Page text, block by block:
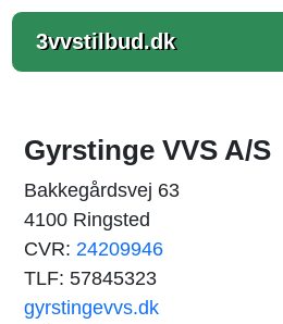
3vvstilbud.dk
Gyrstinge VVS A/S
Bakkegårdsvej 63
4100 Ringsted
CVR: 24209946
TLF: 57845323
gyrstingevvs.dk